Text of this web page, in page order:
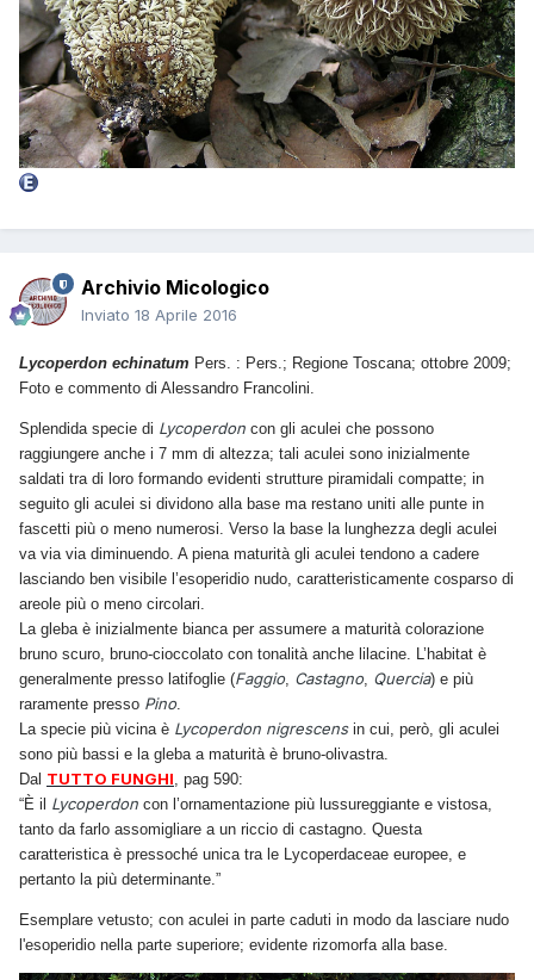
Archivio Micologico
Inviato 18 Aprile 2016
Lycoperdon echinatum Pers. : Pers.; Regione Toscana; ottobre 2009;
Foto e commento di Alessandro Francolini.
Splendida specie di Lycoperdon con gli aculei che possono
raggiungere anche i 7 mm di altezza; tali aculei sono inizialmente
saldati tra di loro formando evidenti strutture piramidali compatte; in
seguito gli aculei si dividono alla base ma restano uniti alle punte in
fascetti più o meno numerosi. Verso la base la lunghezza degli aculei
va via via diminuendo. A piena maturità gli aculei tendono a cadere
lasciando ben visibile l’esoperidio nudo, caratteristicamente cosparso di
areole più o meno circolari.
La gleba è inizialmente bianca per assumere a maturità colorazione
bruno scuro, bruno-cioccolato con tonalità anche lilacine. L’habitat è
generalmente presso latifoglie (Faggio, Castagno, Quercia) e più
raramente presso Pino.
La specie più vicina è Lycoperdon nigrescens in cui, però, gli aculei
sono più bassi e la gleba a maturità è bruno-olivastra.
Dal TUTTO FUNGHI, pag 590:
“È il Lycoperdon con l’ornamentazione più lussureggiante e vistosa,
tanto da farlo assomigliare a un riccio di castagno. Questa
caratteristica è pressoché unica tra le Lycoperdaceae europee, e
pertanto la più determinante.”
Esemplare vetusto; con aculei in parte caduti in modo da lasciare nudo
l'esoperidio nella parte superiore; evidente rizomorfa alla base.